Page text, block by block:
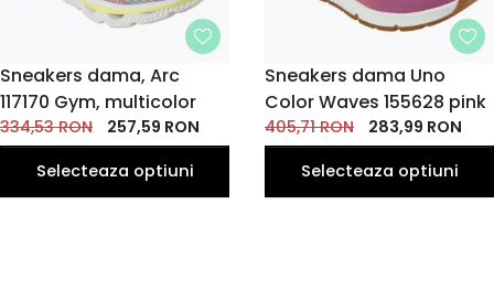
MARIME
35
EU
36
EU
37
EU
38
EU
40
EU
Sneakers dama, Arc
117170 Gym, multicolor
334,53RON 257,59 RON
Selecteaza optiuni
MARIME
35
EU
36
EU
37
EU
38
EU
39
EU
40
EU
Sneakers dama Uno
Color Waves 155628 pink
405,71RON 283,99 RON
Selecteaza optiuni